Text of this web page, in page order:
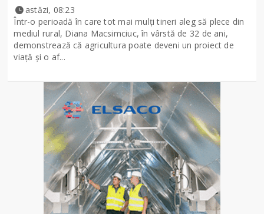
astăzi, 08:23
Într-o perioadă în care tot mai mulți tineri aleg să plece din
mediul rural, Diana Macsimciuc, în vârstă de 32 de ani,
demonstrează că agricultura poate deveni un proiect de
viață și o af...